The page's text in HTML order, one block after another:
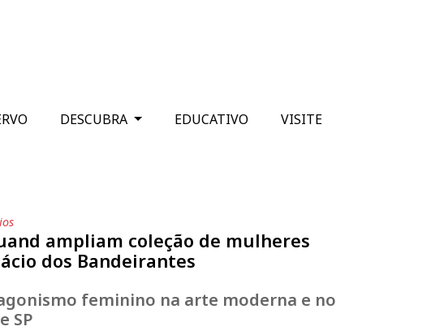
DESCUBRA EDUCATIVO VISITE
ampliam coleção de mulheres
dos Bandeirantes
feminino na arte moderna e no
SP